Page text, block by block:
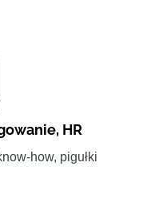
, HR
how, pigułki